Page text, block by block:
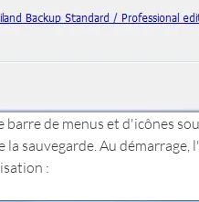
barre de menus et d'icônes
la sauvegarde. Au
: